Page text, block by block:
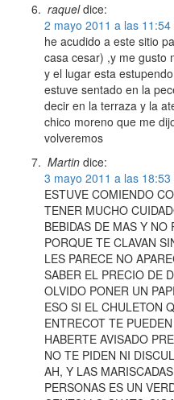
raquel dice:
2 mayo 2011 a las 11:54
he acudido a este sitio
casa cesar) ,y me gusto
y el lugar esta
estuve sentado en la
decir en la terraza y la
chico moreno que me
volveremos
Martin dice:
3 mayo 2011 a las 18:53
ESTUVE COMIENDO
TENER MUCHO
BEBIDAS DE MAS Y
PORQUE TE CLAVAN
LES PARECE NO
SABER EL PRECIO DE
OLVIDO PONER UN
ESO SI EL CHULETON
ENTRECOT TE
HABERTE AVISADO
NO TE PIDEN NI
AH, Y LAS
PERSONAS ES UN